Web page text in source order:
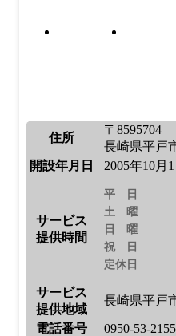
住所
〒8595704
長崎県平戸
開設年月日
2005年10月1
サービス
提供時間
平日
土曜
日曜
祝日
定休日
サービス
提供地域
長崎県平戸
電話番号
0950-53-2155